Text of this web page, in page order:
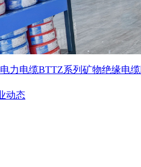
力电缆BTTZ系列矿物绝缘电缆
动态